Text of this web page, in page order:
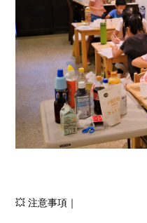
💥 注意事項｜